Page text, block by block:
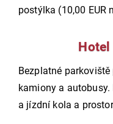
postýlka (10,00 EUR
Bezplatné
kamiony a
a jízdní kola a